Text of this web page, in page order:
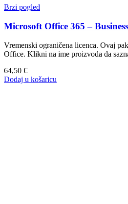
Brzi pogled
Microsoft Office 365 –
Vremenski ograničena licenca. Ovaj
Office. Klikni na ime proizvoda da
64,50 €
Dodaj u košaricu